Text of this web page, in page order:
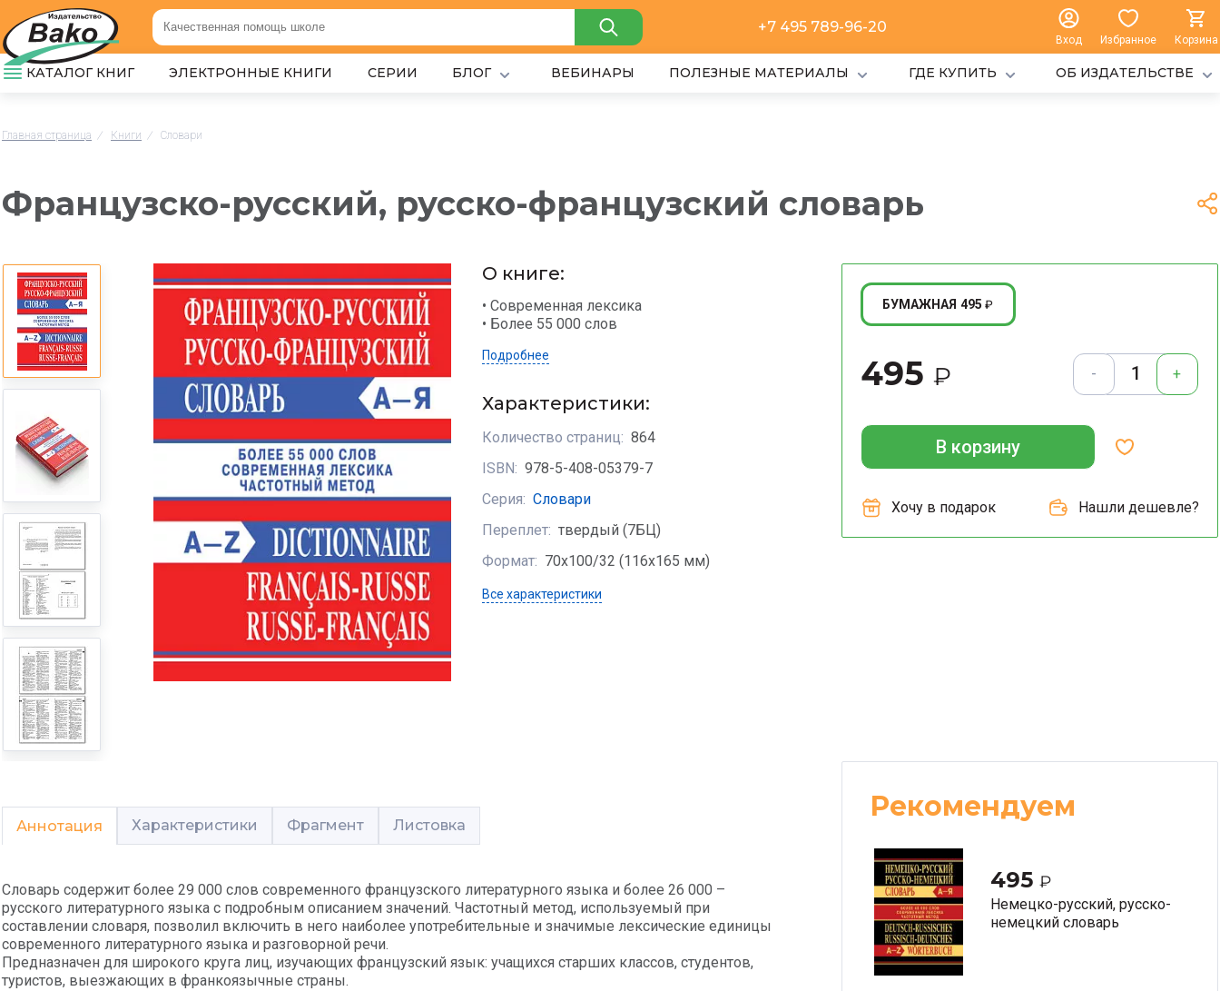
+7 495 789-96-20
Вход Избранное Корзина
КАТАЛОГ КНИГ ЭЛЕКТРОННЫЕ КНИГИ СЕРИИ БЛОГ ВЕБИНАРЫ ПОЛЕЗНЫЕ МАТЕРИАЛЫ ГДЕ КУПИТЬ ОБ ИЗДАТЕЛЬСТВЕ
Главная страница / Книги / Словари
Французско-русский, русско-французский словарь
О книге:
• Современная лексика
• Более 55 000 слов
Подробнее
Характеристики:
Количество страниц: 864
ISBN: 978-5-408-05379-7
Серия: Словари
Переплет: твердый (7БЦ)
Формат: 70х100/32 (116х165 мм)
Все характеристики
БУМАЖНАЯ 495₽
495 ₽ - +
В корзину
Хочу в подарок Нашли дешевле?
Аннотация Характеристики Фрагмент Листовка
Словарь содержит более 29 000 слов современного французского литературного языка и более 26 000 –
русского литературного языка с подробным описанием значений. Частотный метод, используемый при
составлении словаря, позволил включить в него наиболее употребительные и значимые лексические единицы
современного литературного языка и разговорной речи.
Предназначен для широкого круга лиц, изучающих французский язык: учащихся старших классов, студентов,
туристов, выезжающих в франкоязычные страны.
Рекомендуем
495 ₽
Немецко-русский, русско-
немецкий словарь